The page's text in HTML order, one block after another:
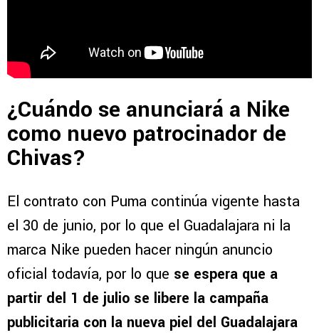
¿Cuándo se anunciará a Nike
como nuevo patrocinador de
Chivas?
El contrato con Puma continúa vigente hasta
el 30 de junio, por lo que el Guadalajara ni la
marca Nike pueden hacer ningún anuncio
oficial todavía, por lo que se espera que a
partir del 1 de julio se libere la campaña
publicitaria con la nueva piel del Guadalajara